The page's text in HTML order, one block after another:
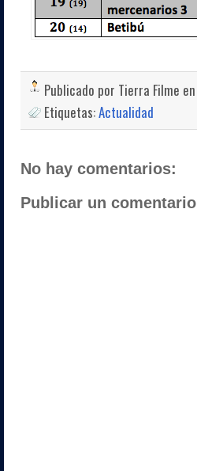
Publicado por Tierra Filme en
Etiquetas:Actualidad
No hay comentarios:
Publicar un comentario